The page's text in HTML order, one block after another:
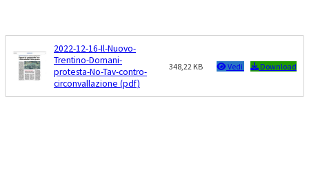
2022-12-16-Il-Nuovo-
Trentino-Domani-
protesta-No-Tav-contro-
circonvallazione (pdf)
348,22 KB Vedi Download